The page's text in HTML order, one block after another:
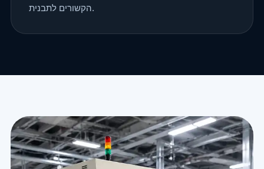
הקשורים לתבנית.